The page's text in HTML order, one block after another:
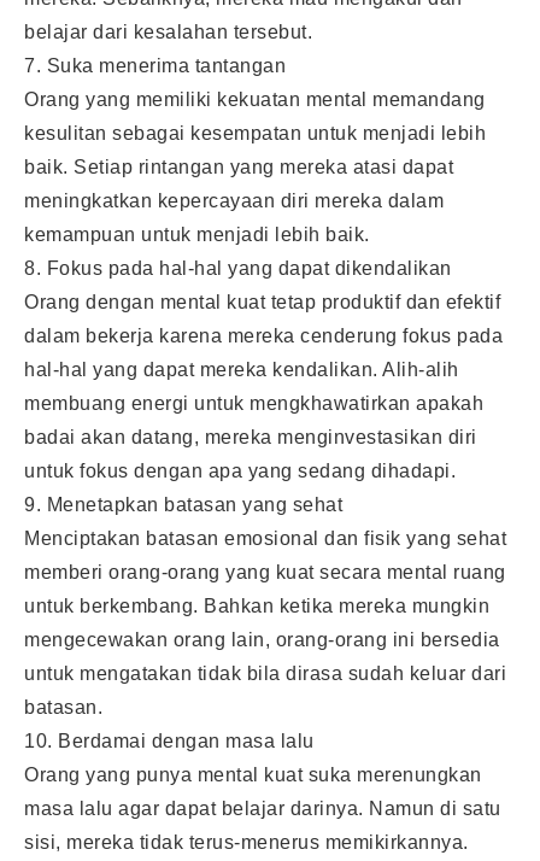
belajar dari kesalahan tersebut.
7. Suka menerima tantangan
Orang yang memiliki kekuatan mental memandang
kesulitan sebagai kesempatan untuk menjadi lebih
baik. Setiap rintangan yang mereka atasi dapat
meningkatkan kepercayaan diri mereka dalam
kemampuan untuk menjadi lebih baik.
8. Fokus pada hal-hal yang dapat dikendalikan
Orang dengan mental kuat tetap produktif dan efektif
dalam bekerja karena mereka cenderung fokus pada
hal-hal yang dapat mereka kendalikan. Alih-alih
membuang energi untuk mengkhawatirkan apakah
badai akan datang, mereka menginvestasikan diri
untuk fokus dengan apa yang sedang dihadapi.
9. Menetapkan batasan yang sehat
Menciptakan batasan emosional dan fisik yang sehat
memberi orang-orang yang kuat secara mental ruang
untuk berkembang. Bahkan ketika mereka mungkin
mengecewakan orang lain, orang-orang ini bersedia
untuk mengatakan tidak bila dirasa sudah keluar dari
batasan.
10. Berdamai dengan masa lalu
Orang yang punya mental kuat suka merenungkan
masa lalu agar dapat belajar darinya. Namun di satu
sisi, mereka tidak terus-menerus memikirkannya.